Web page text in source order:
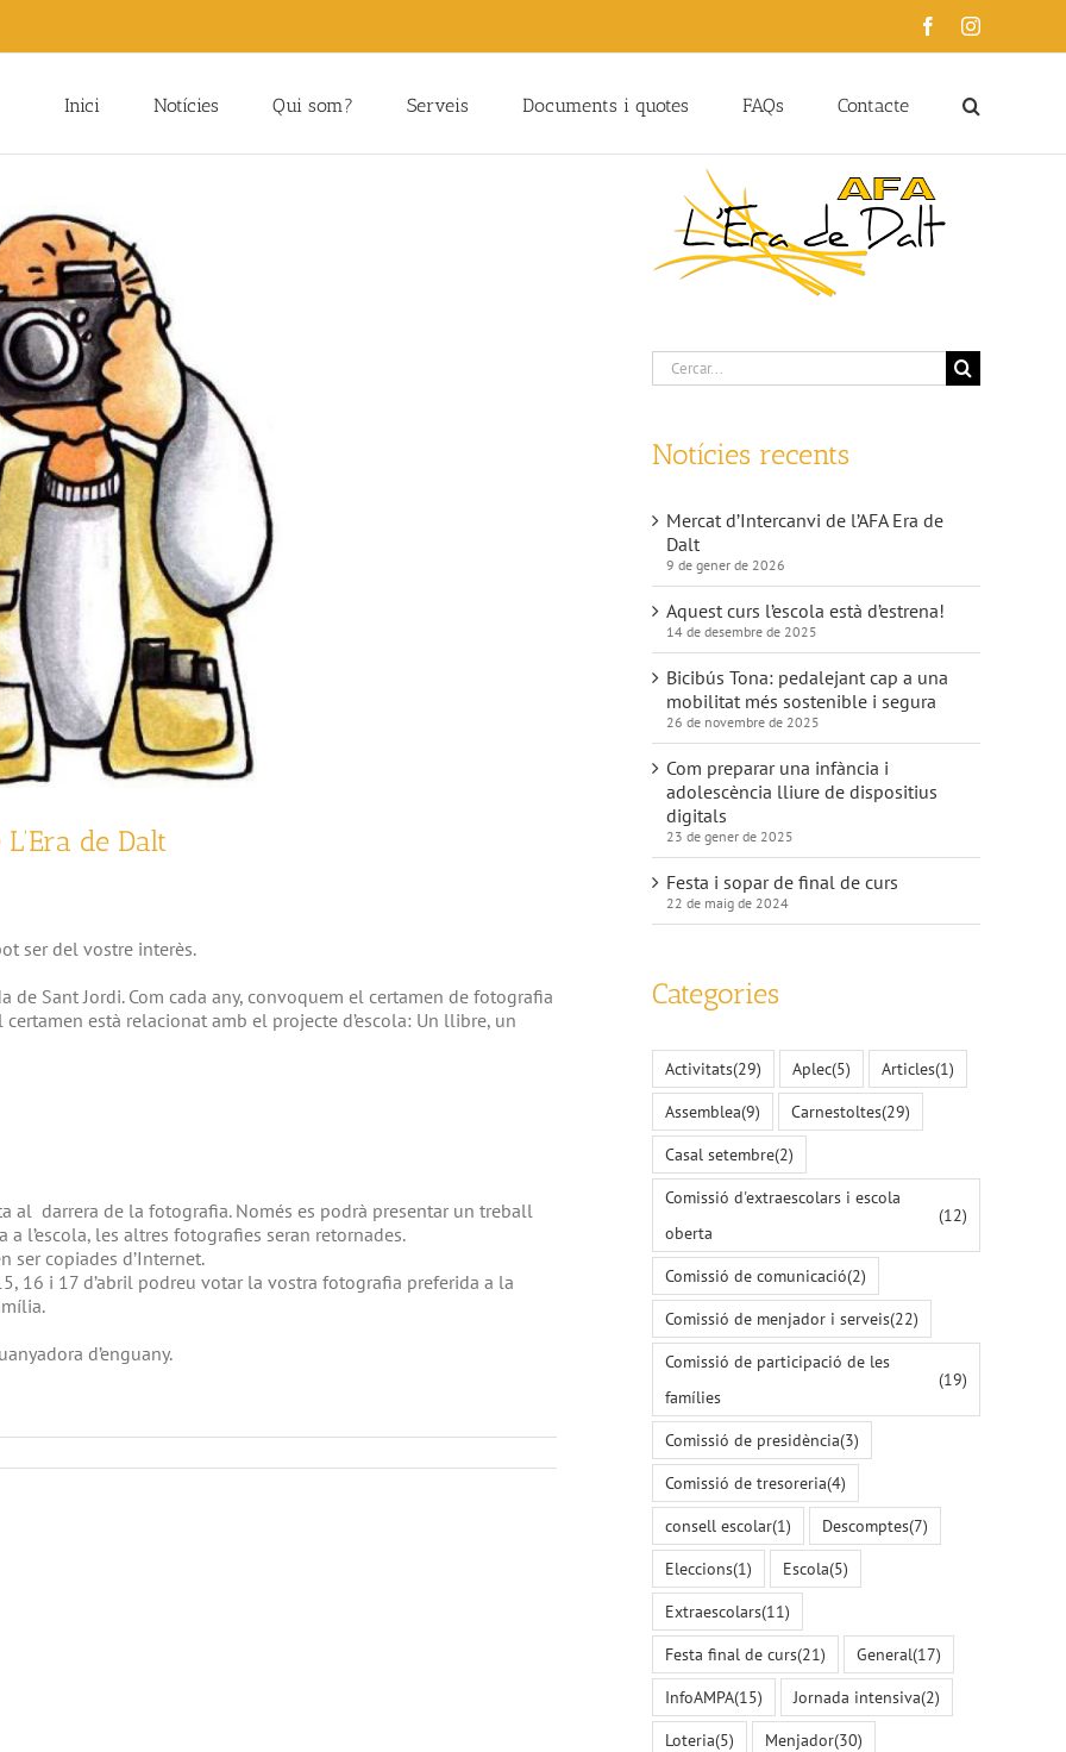
FacebookInstagram
Inici Notícies Qui som? Serveis Documents i quotes FAQs Contacte
de Dalt
ser del vostre interès.
de Sant Jordi. Com cada any, convoquem el certamen de fotografia
està relacionat amb el projecte d’escola: Un llibre, un
al darrera de la fotografia. Només es podrà presentar un treball
l’escola, les altres fotografies seran retornades.
ser copiades d’Internet.
16 i 17 d’abril podreu votar la vostra fotografia preferida a la
d’enguany.
Cerca
…
Notícies recents
Mercat d’Intercanvi de l’AFA Era de
Dalt
9 de gener de 2026
Aquest curs l’escola està d’estrena!
14 de desembre de 2025
Bicibús Tona: pedalejant cap a una
mobilitat més sostenible i segura
26 de novembre de 2025
Com preparar una infància i
adolescència lliure de dispositius
digitals
23 de gener de 2025
Festa i sopar de final de curs
22 de maig de 2024
Categories
Activitats(29) Aplec(5) Articles(1)
Assemblea(9) Carnestoltes(29)
Casal setembre(2)
Comissió d'extraescolars i escola
oberta
(12)
Comissió de comunicació(2)
Comissió de menjador i serveis(22)
Comissió de participació de les
famílies
(19)
Comissió de presidència(3)
Comissió de tresoreria(4)
consell escolar(1) Descomptes(7)
Eleccions(1) Escola(5)
Extraescolars(11)
Festa final de curs(21) General(17)
InfoAMPA(15) Jornada intensiva(2)
Loteria(5) Menjador(30)